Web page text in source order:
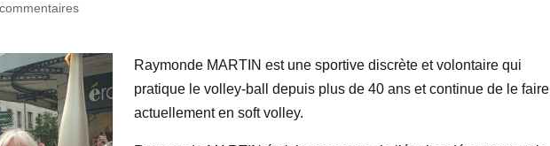
Raymonde MARTIN est une sportive discrète et volontaire qui
pratique le volley-ball depuis plus de 40 ans et continue de le faire
actuellement en soft volley.